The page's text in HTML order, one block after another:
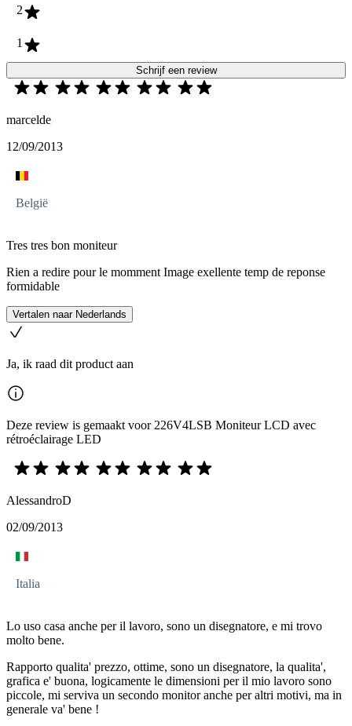
2
1
Schrijf een review
marcelde
12/09/2013
België
Tres tres bon moniteur
Rien a redire pour le momment Image exellente temp de reponse
formidable
Vertalen naar Nederlands
Ja, ik raad dit product aan
Deze review is gemaakt voor 226V4LSB Moniteur LCD avec
rétroéclairage LED
AlessandroD
02/09/2013
Italia
Lo uso casa anche per il lavoro, sono un disegnatore, e mi trovo
molto bene.
Rapporto qualita' prezzo, ottime, sono un disegnatore, la qualita',
grafica e' buona, logicamente le dimensioni per il mio lavoro sono
piccole, mi serviva un secondo monitor anche per altri motivi, ma in
generale va' bene !